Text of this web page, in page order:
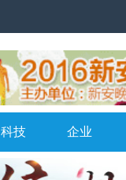
科技 企业